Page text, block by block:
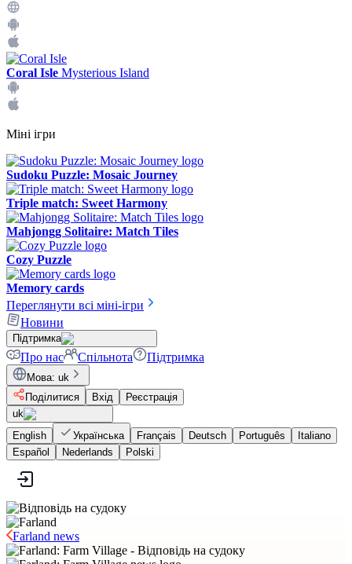
Coral Isle Mysterious Island
Міні ігри
Sudoku Puzzle: Mosaic Journey
Triple match: Sweet Harmony
Mahjongg Solitaire: Match Tiles
Cozy Puzzle
Memory cards
Переглянути всі міні-ігри
Новини
Підтримка
Про нас Спільнота Підтримка
Мова: uk
Поділитися
Вхід
Реєстрація
uk
English
Українська Français Deutsch Português
Italiano
Español
Nederlands Polski
Farland news